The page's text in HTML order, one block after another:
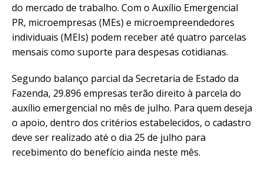
do mercado de trabalho. Com o Auxílio Emergencial
PR, microempresas (MEs) e microempreendedores
individuais (MEIs) podem receber até quatro parcelas
mensais como suporte para despesas cotidianas.
Segundo balanço parcial da Secretaria de Estado da
Fazenda, 29.896 empresas terão direito à parcela do
auxílio emergencial no mês de julho. Para quem deseja
o apoio, dentro dos critérios estabelecidos, o cadastro
deve ser realizado até o dia 25 de julho para
recebimento do benefício ainda neste mês.